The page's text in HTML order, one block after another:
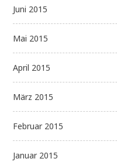
Juni 2015
Mai 2015
April 2015
März 2015
Februar 2015
Januar 2015